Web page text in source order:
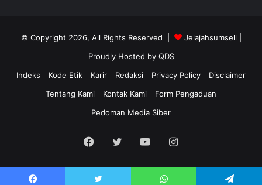
© Copyright 2026, All Rights Reserved | Jelajahsumsell
Proudly Hosted by QDS
Indeks
Kode Etik Karir Redaksi Privacy Policy
Disclaimer
Tentang Kami
Kontak Kami
Form Pengaduan
Pedoman Media Siber
Facebook
Twitter YouTubeInstagram